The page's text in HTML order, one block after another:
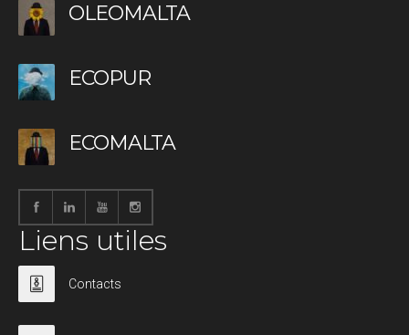
OLEOMALTA
ECOPUR
ECOMALTA
Liens utiles
Contacts